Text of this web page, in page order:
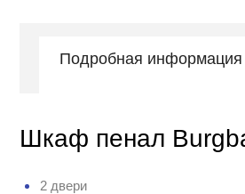
Подробная информация
Шкаф пенал
2 двери